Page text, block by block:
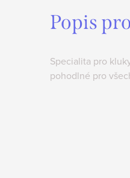
Popis
Specialita pro
pohodlné pro